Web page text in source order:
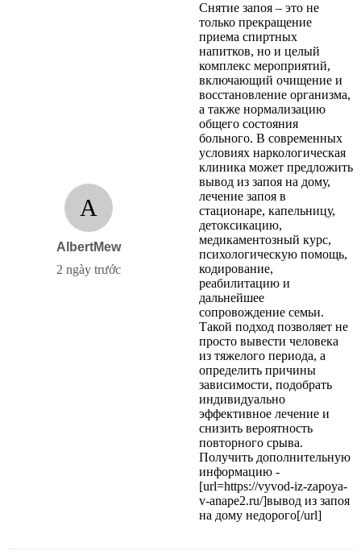
A
AlbertMew
2 ngày trước
Снятие запоя – это не
только прекращение
приема спиртных
напитков, но и целый
комплекс мероприятий,
включающий очищение и
восстановление организма,
а также нормализацию
общего состояния
больного. В современных
условиях наркологическая
клиника может предложить
вывод из запоя на дому,
лечение запоя в
стационаре, капельницу,
детоксикацию,
медикаментозный курс,
психологическую помощь,
кодирование,
реабилитацию и
дальнейшее
сопровождение семьи.
Такой подход позволяет не
просто вывести человека
из тяжелого периода, а
определить причины
зависимости, подобрать
индивидуально
эффективное лечение и
снизить вероятность
повторного срыва.
Получить дополнительную
информацию -
[url=https://vyvod-iz-zapoya-
v-anape2.ru/]вывод из запоя
на дому недорого[/url]